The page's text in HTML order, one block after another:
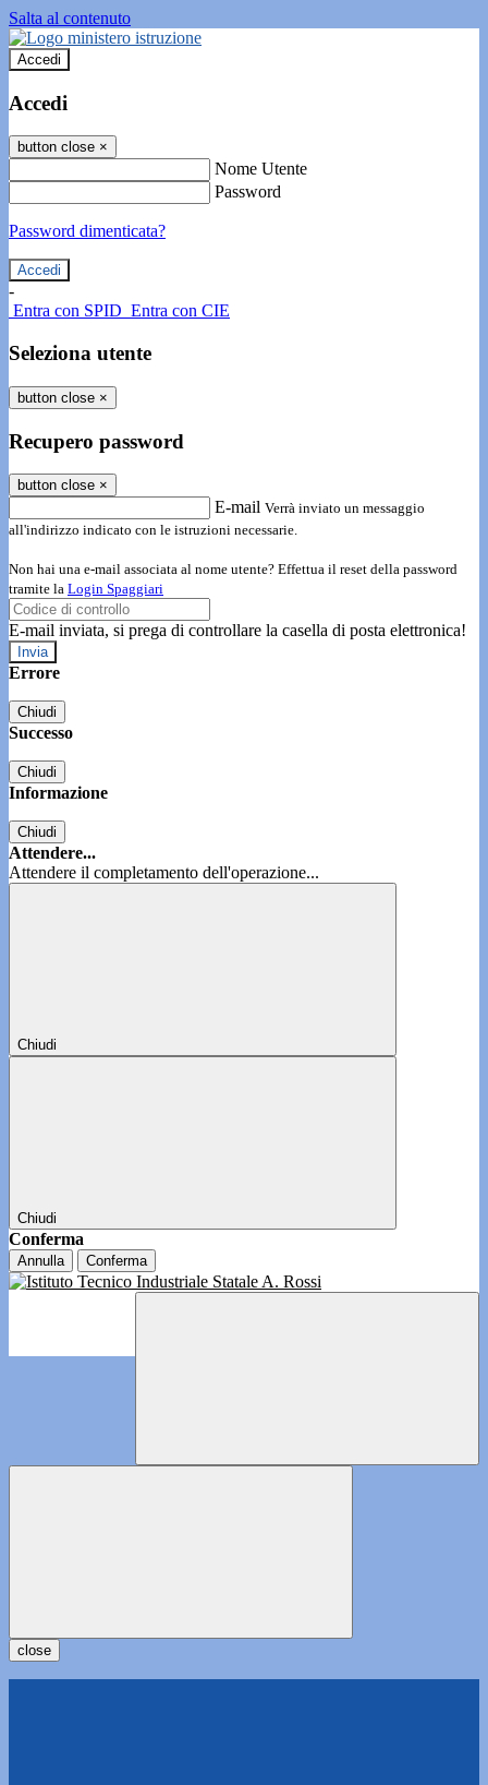
Salta al contenuto
Accedi
Accedi
button close ×
Nome Utente
Password
Password dimenticata?
-
Entra con SPID Entra con CIE
Seleziona utente
button close ×
Recupero password
button close ×
E-mail Verrà inviato un messaggio
all'indirizzo indicato con le istruzioni necessarie.
Non hai una e-mail associata al nome utente? Effettua il reset della password
tramite la Login Spaggiari
E-mail inviata, si prega di controllare la casella di posta elettronica!
Errore
Chiudi
Successo
Chiudi
Informazione
Chiudi
Attendere...
Attendere il completamento dell'operazione...
Chiudi
Chiudi
Conferma
Annulla Conferma
close